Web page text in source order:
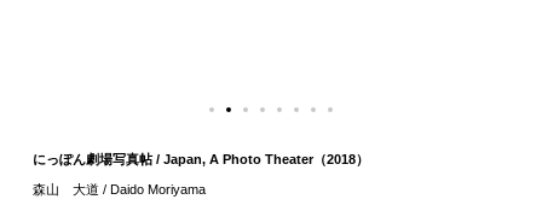
にっぽん劇場写真帖 / Japan, A Photo Theater（2018）
森山 大道 / Daido Moriyama